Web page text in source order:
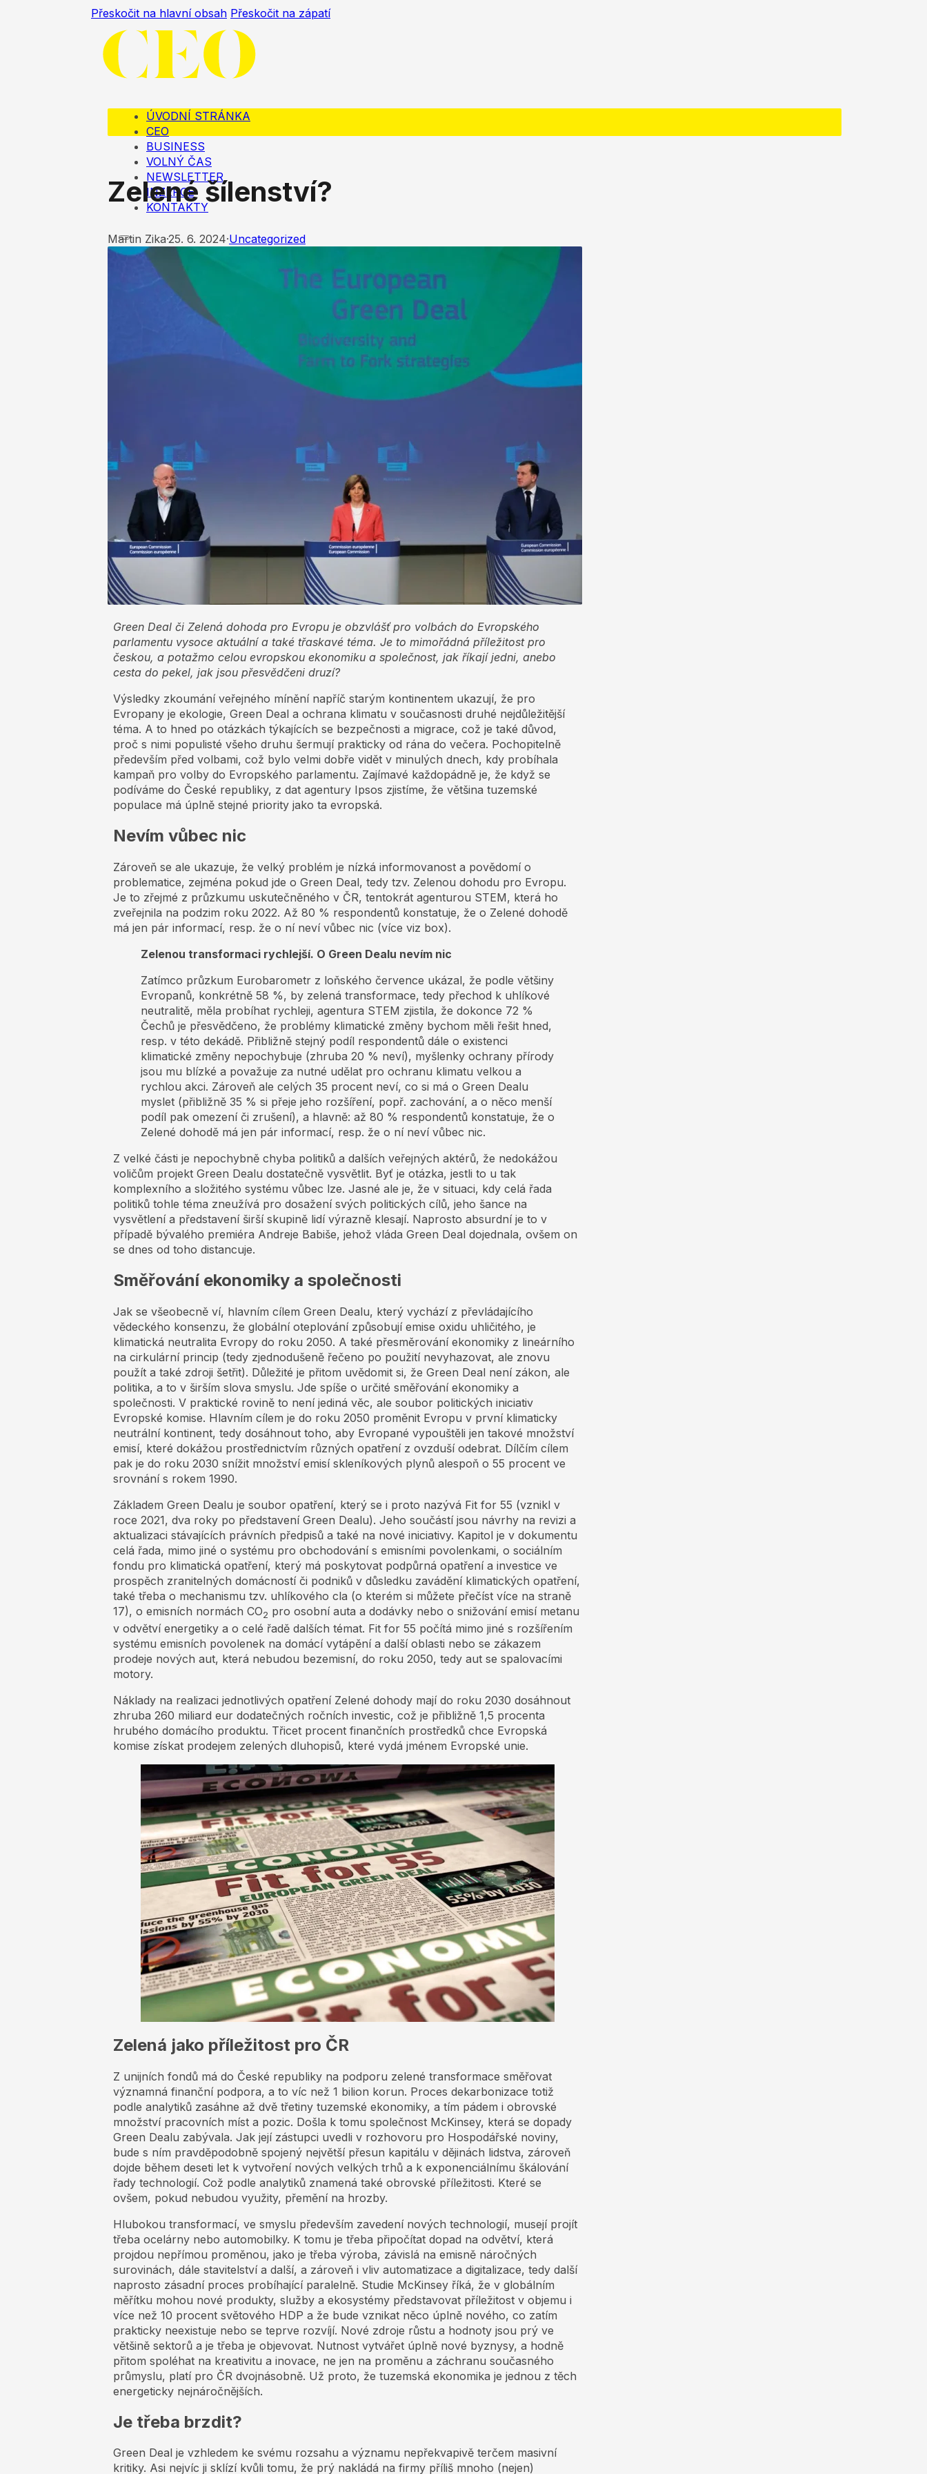
Přeskočit na hlavní obsah Přeskočit na zápatí
ÚVODNÍ STRÁNKA
CEO
BUSINESS
VOLNÝ ČAS
NEWSLETTER
INZERCE
KONTAKTY
ÚVODNÍ STRÁNKA
CEO
BUSINESS
VOLNÝ ČAS
NEWSLETTER
KONTAKTY
Zelené šílenství?
Martin Zika·25. 6. 2024·Uncategorized
Green Deal či Zelená dohoda pro Evropu je obzvlášť pro volbách do Evropského
parlamentu vysoce aktuální a také třaskavé téma. Je to mimořádná příležitost pro
českou, a potažmo celou evropskou ekonomiku a společnost, jak říkají jedni, anebo
cesta do pekel, jak jsou přesvědčeni druzí?
Výsledky zkoumání veřejného mínění napříč starým kontinentem ukazují, že pro
Evropany je ekologie, Green Deal a ochrana klimatu v současnosti druhé nejdůležitější
téma. A to hned po otázkách týkajících se bezpečnosti a migrace, což je také důvod,
proč s nimi populisté všeho druhu šermují prakticky od rána do večera. Pochopitelně
především před volbami, což bylo velmi dobře vidět v minulých dnech, kdy probíhala
kampaň pro volby do Evropského parlamentu. Zajímavé každopádně je, že když se
podíváme do České republiky, z dat agentury Ipsos zjistíme, že většina tuzemské
populace má úplně stejné priority jako ta evropská.
Nevím vůbec nic
Zároveň se ale ukazuje, že velký problém je nízká informovanost a povědomí o
problematice, zejména pokud jde o Green Deal, tedy tzv. Zelenou dohodu pro Evropu.
Je to zřejmé z průzkumu uskutečněného v ČR, tentokrát agenturou STEM, která ho
zveřejnila na podzim roku 2022. Až 80 % respondentů konstatuje, že o Zelené dohodě
má jen pár informací, resp. že o ní neví vůbec nic (více viz box).
Zelenou transformaci rychlejší. O Green Dealu nevím nic
Zatímco průzkum Eurobarometr z loňského července ukázal, že podle většiny
Evropanů, konkrétně 58 %, by zelená transformace, tedy přechod k uhlíkové
neutralitě, měla probíhat rychleji, agentura STEM zjistila, že dokonce 72 %
Čechů je přesvědčeno, že problémy klimatické změny bychom měli řešit hned,
resp. v této dekádě. Přibližně stejný podíl respondentů dále o existenci
klimatické změny nepochybuje (zhruba 20 % neví), myšlenky ochrany přírody
jsou mu blízké a považuje za nutné udělat pro ochranu klimatu velkou a
rychlou akci. Zároveň ale celých 35 procent neví, co si má o Green Dealu
myslet (přibližně 35 % si přeje jeho rozšíření, popř. zachování, a o něco menší
podíl pak omezení či zrušení), a hlavně: až 80 % respondentů konstatuje, že o
Zelené dohodě má jen pár informací, resp. že o ní neví vůbec nic.
Z velké části je nepochybně chyba politiků a dalších veřejných aktérů, že nedokážou
voličům projekt Green Dealu dostatečně vysvětlit. Byť je otázka, jestli to u tak
komplexního a složitého systému vůbec lze. Jasné ale je, že v situaci, kdy celá řada
politiků tohle téma zneužívá pro dosažení svých politických cílů, jeho šance na
vysvětlení a představení širší skupině lidí výrazně klesají. Naprosto absurdní je to v
případě bývalého premiéra Andreje Babiše, jehož vláda Green Deal dojednala, ovšem on
se dnes od toho distancuje.
Směřování ekonomiky a společnosti
Jak se všeobecně ví, hlavním cílem Green Dealu, který vychází z převládajícího
vědeckého konsenzu, že globální oteplování způsobují emise oxidu uhličitého, je
klimatická neutralita Evropy do roku 2050. A také přesměrování ekonomiky z lineárního
na cirkulární princip (tedy zjednodušeně řečeno po použití nevyhazovat, ale znovu
použít a také zdroji šetřit). Důležité je přitom uvědomit si, že Green Deal není zákon, ale
politika, a to v širším slova smyslu. Jde spíše o určité směřování ekonomiky a
společnosti. V praktické rovině to není jediná věc, ale soubor politických iniciativ
Evropské komise. Hlavním cílem je do roku 2050 proměnit Evropu v první klimaticky
neutrální kontinent, tedy dosáhnout toho, aby Evropané vypouštěli jen takové množství
emisí, které dokážou prostřednictvím různých opatření z ovzduší odebrat. Dílčím cílem
pak je do roku 2030 snížit množství emisí skleníkových plynů alespoň o 55 procent ve
srovnání s rokem 1990.
Základem Green Dealu je soubor opatření, který se i proto nazývá Fit for 55 (vznikl v
roce 2021, dva roky po představení Green Dealu). Jeho součástí jsou návrhy na revizi a
aktualizaci stávajících právních předpisů a také na nové iniciativy. Kapitol je v dokumentu
celá řada, mimo jiné o systému pro obchodování s emisními povolenkami, o sociálním
fondu pro klimatická opatření, který má poskytovat podpůrná opatření a investice ve
prospěch zranitelných domácností či podniků v důsledku zavádění klimatických opatření,
také třeba o mechanismu tzv. uhlíkového cla (o kterém si můžete přečíst více na straně
17), o emisních normách CO2 pro osobní auta a dodávky nebo o snižování emisí metanu
v odvětví energetiky a o celé řadě dalších témat. Fit for 55 počítá mimo jiné s rozšířením
systému emisních povolenek na domácí vytápění a další oblasti nebo se zákazem
prodeje nových aut, která nebudou bezemisní, do roku 2050, tedy aut se spalovacími
motory.
Náklady na realizaci jednotlivých opatření Zelené dohody mají do roku 2030 dosáhnout
zhruba 260 miliard eur dodatečných ročních investic, což je přibližně 1,5 procenta
hrubého domácího produktu. Třicet procent finančních prostředků chce Evropská
komise získat prodejem zelených dluhopisů, které vydá jménem Evropské unie.
Zelená jako příležitost pro ČR
Z unijních fondů má do České republiky na podporu zelené transformace směřovat
významná finanční podpora, a to víc než 1 bilion korun. Proces dekarbonizace totiž
podle analytiků zasáhne až dvě třetiny tuzemské ekonomiky, a tím pádem i obrovské
množství pracovních míst a pozic. Došla k tomu společnost McKinsey, která se dopady
Green Dealu zabývala. Jak její zástupci uvedli v rozhovoru pro Hospodářské noviny,
bude s ním pravděpodobně spojený největší přesun kapitálu v dějinách lidstva, zároveň
dojde během deseti let k vytvoření nových velkých trhů a k exponenciálnímu škálování
řady technologií. Což podle analytiků znamená také obrovské příležitosti. Které se
ovšem, pokud nebudou využity, přemění na hrozby.
Hlubokou transformací, ve smyslu především zavedení nových technologií, musejí projít
třeba ocelárny nebo automobilky. K tomu je třeba připočítat dopad na odvětví, která
projdou nepřímou proměnou, jako je třeba výroba, závislá na emisně náročných
surovinách, dále stavitelství a další, a zároveň i vliv automatizace a digitalizace, tedy další
naprosto zásadní proces probíhající paralelně. Studie McKinsey říká, že v globálním
měřítku mohou nové produkty, služby a ekosystémy představovat příležitost v objemu i
více než 10 procent světového HDP a že bude vznikat něco úplně nového, co zatím
prakticky neexistuje nebo se teprve rozvíjí. Nové zdroje růstu a hodnoty jsou prý ve
většině sektorů a je třeba je objevovat. Nutnost vytvářet úplně nové byznysy, a hodně
přitom spoléhat na kreativitu a inovace, ne jen na proměnu a záchranu současného
průmyslu, platí pro ČR dvojnásobně. Už proto, že tuzemská ekonomika je jednou z těch
energeticky nejnáročnějších.
Je třeba brzdit?
Green Deal je vzhledem ke svému rozsahu a významu nepřekvapivě terčem masivní
kritiky. Asi nejvíc ji sklízí kvůli tomu, že prý nakládá na firmy příliš mnoho (nejen)